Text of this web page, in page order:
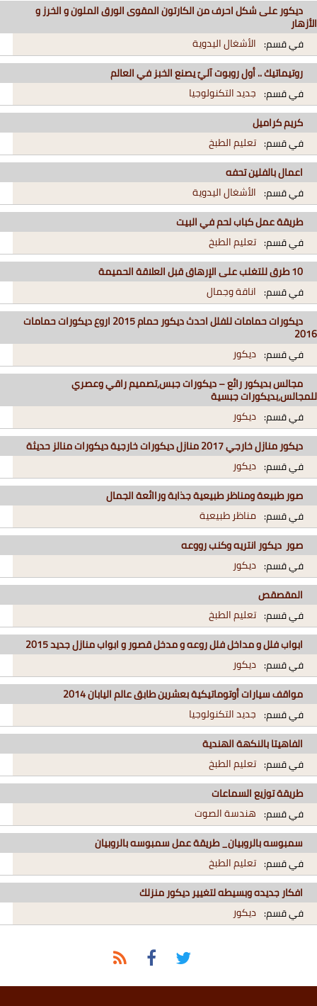
ديكور على شكل احرف من الكارتون المقوى الورق الملون و الخرز و
الأزهار
في قسم: الأشغال اليدوية
روتيماتيك .. أول روبوت آليّ يصنع الخبز في العالم
في قسم: جديد التكنولوجيا
كريم كراميل
في قسم: تعليم الطبخ
اعمال بالفلين تحفه
في قسم: الأشغال اليدوية
طريقة عمل كباب لحم في البيت
في قسم: تعليم الطبخ
10 طرق للتغلب على الإرهاق قبل العلاقة الحميمة
في قسم: اناقة وجمال
ديكورات حمامات للفلل احدث ديكور حمام 2015 اروع ديكورات حمامات
2016
في قسم: ديكور
مجالس بديكور رائع – ديكورات جبس,تصميم راقي وعصري
للمجالس,بديكورات جبسية
في قسم: ديكور
ديكور منازل خارجي 2017 منازل ديكورات خارجية ديكورات منالز حديثة
في قسم: ديكور
صور طبيعة ومناظر طبيعية جذابة وراائعة الجمال
في قسم: مناظر طبيعية
صور ديكور انتريه وكنب رووعه
في قسم: ديكور
المقصقص
في قسم: تعليم الطبخ
ابواب فلل و مداخل فلل روعه و مدخل قصور و ابواب منازل جديد 2015
في قسم: ديكور
مواقف سيارات أوتوماتيكية بعشرين طابق عالم اليابان 2014
في قسم: جديد التكنولوجيا
الفاهيتا بالنكهة الهندية
في قسم: تعليم الطبخ
طريقة توزيع السماعات
في قسم: هندسة الصوت
سمبوسه بالروبيان_ طريقة عمل سمبوسه بالروبيان
في قسم: تعليم الطبخ
افكار جديده وبسيطه لتغيير ديكور منزلك
في قسم: ديكور